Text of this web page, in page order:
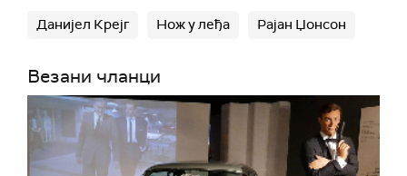
Данијел Крејг Нож у леђа Рајан Џонсон
Везани чланци